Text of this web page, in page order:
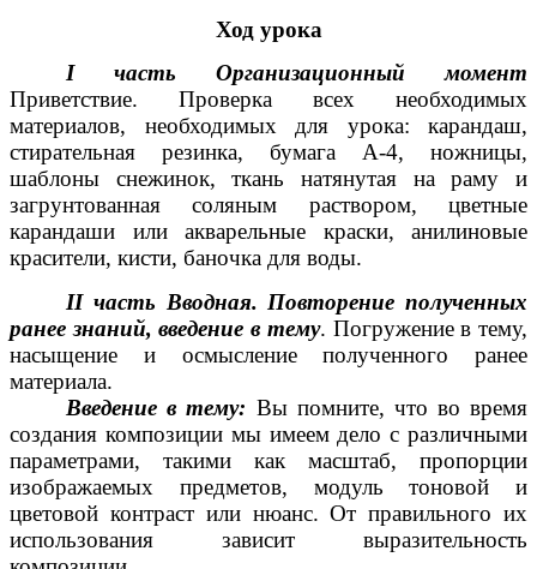
Ход урока
I часть
Организационный момент
Приветствие. Проверка всех необходимых
материалов, необходимых для урока: карандаш,
стирательная резинка, бумага А-4, ножницы,
шаблоны снежинок, ткань натянутая на раму и
загрунтованная соляным раствором, цветные
карандаши или акварельные краски, анилиновые
красители, кисти, баночка для воды.
II часть Вводная. Повторение полученных
ранее знаний, введение в тему. Погружение в тему,
насыщение и осмысление полученного ранее
материала.
Введение в тему: Вы помните, что во время
создания композиции мы имеем дело с различными
параметрами, такими как масштаб, пропорции
изображаемых предметов, модуль тоновой и
цветовой контраст или нюанс. От правильного их
использования зависит выразительность